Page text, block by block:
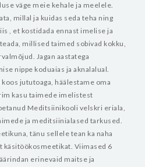
väge meie kehale ja meelele.
millal ja kuidas seda teha ning
, et kostidada ennast imelise ja
millised taimed sobivad kokku,
Jagan aastatega
nippe koduaias ja aknalalual.
jututoaga, häälestame oma
kasu taimede imelistest
Meditsiinikooli velskri eriala,
ja meditsiinialased tarkused.
tänu sellele tean ka naha
käsitöökosmeetikat. Viimased 6
erinevaid maitse ja